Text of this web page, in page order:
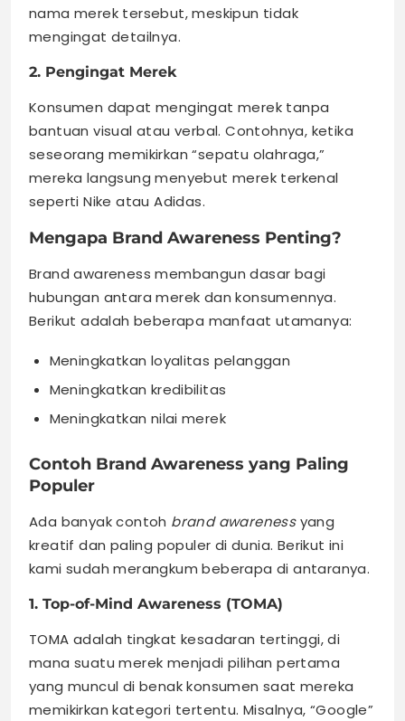
nama merek tersebut, meskipun tidak
mengingat detailnya.
2. Pengingat Merek
Konsumen dapat mengingat merek tanpa
bantuan visual atau verbal. Contohnya, ketika
seseorang memikirkan “sepatu olahraga,”
mereka langsung menyebut merek terkenal
seperti Nike atau Adidas.
Mengapa Brand Awareness Penting?
Brand awareness membangun dasar bagi
hubungan antara merek dan konsumennya.
Berikut adalah beberapa manfaat utamanya:
Meningkatkan loyalitas pelanggan
Meningkatkan kredibilitas
Meningkatkan nilai merek
Contoh Brand Awareness yang Paling
Populer
Ada banyak contoh brand awarenessyang
kreatif dan paling populer di dunia. Berikut ini
kami sudah merangkum beberapa di antaranya.
1. Top-of-Mind Awareness (TOMA)
TOMA adalah tingkat kesadaran tertinggi, di
mana suatu merek menjadi pilihan pertama
yang muncul di benak konsumen saat mereka
memikirkan kategori tertentu. Misalnya, “Google”